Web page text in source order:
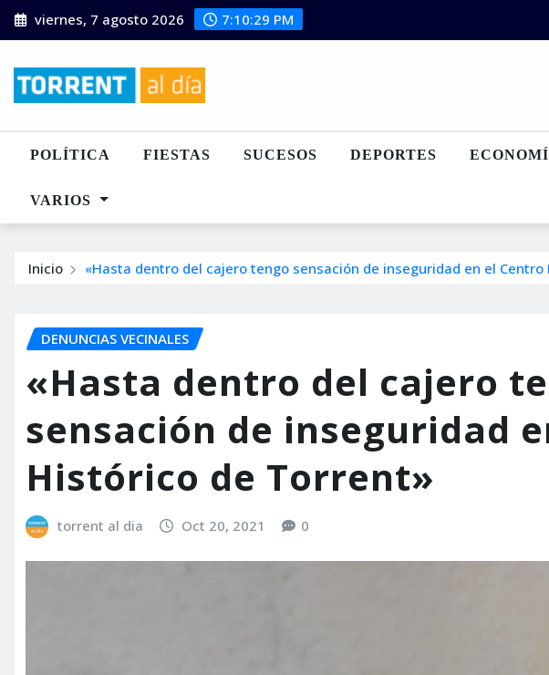
Saltar
al
viernes, 7 agosto 2026 7:10:30 PM
POLÍTICA FIESTAS SUCESOS DEPORTES
VARIOS
Inicio «Hasta dentro del cajero tengo sensación de inseguridad en el
DENUNCIAS VECINALES
«Hasta dentro del cajero
sensación de inseguridad
Histórico de Torrent»
torrent al dia Oct 20, 2021 0